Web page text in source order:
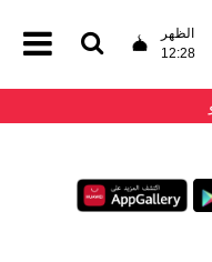
الظهر
12:28